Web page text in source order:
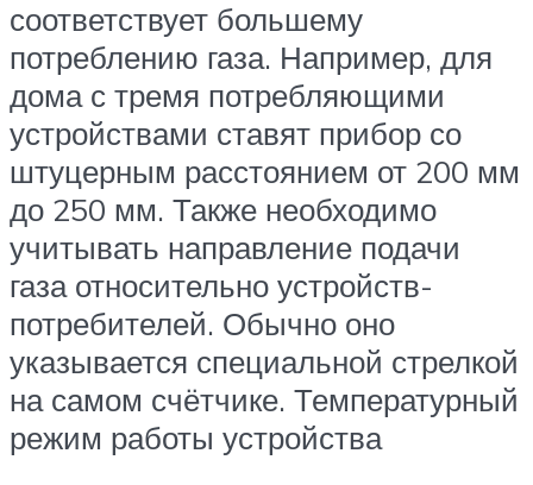
соответствует большему
потреблению газа. Например, для
дома с тремя потребляющими
устройствами ставят прибор со
штуцерным расстоянием от 200 мм
до 250 мм. Также необходимо
учитывать направление подачи
газа относительно устройств-
потребителей. Обычно оно
указывается специальной стрелкой
на самом счётчике. Температурный
режим работы устройства